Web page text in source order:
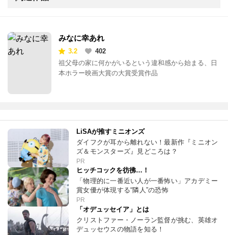
みなに幸あれ
3.2
402
祖父母の家に何かがいるという違和感から始まる、日
本ホラー映画大賞の大賞受賞作品
LiSAが推すミニオンズ
ダイフクが耳から離れない！最新作『ミニオン
ズ＆モンスターズ』見どころは？
PR
ヒッチコックを彷彿…！
「物理的に一番近い人が一番怖い」アカデミー
賞女優が体現する“隣人”の恐怖
PR
「オデュッセイア」とは
クリストファー・ノーラン監督が挑む、英雄オ
デュッセウスの物語を知る！